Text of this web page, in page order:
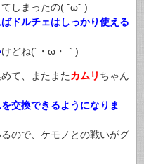
しまったの( ˘ω˘ )
ドルチェはしっかり使える
けどね(´・ω・｀)
て、またまたカムリ ちゃん
交換できるようになりま
ので、ケモノとの戦いがグ